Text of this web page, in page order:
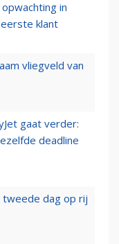
in
klant
vliegveld van
gaat verder:
deadline
dag op rij